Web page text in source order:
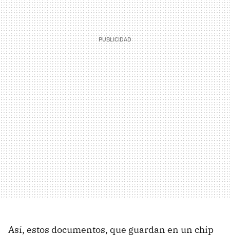
Así, estos documentos, que guardan en un chip